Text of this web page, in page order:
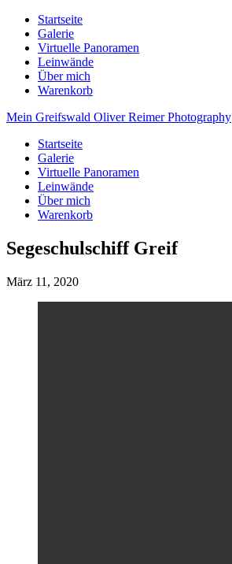
Startseite
Galerie
Virtuelle Panoramen
Leinwände
Über mich
Warenkorb
Mein Greifswald Oliver Reimer Photography
Startseite
Galerie
Virtuelle Panoramen
Leinwände
Über mich
Warenkorb
Segeschulschiff Greif
März 11, 2020